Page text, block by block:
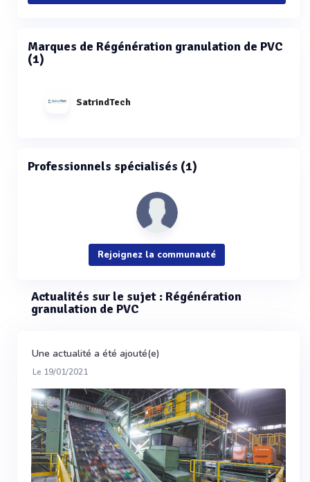
Marques de Régénération granulation de PVC
(1)
SatrindTech
Professionnels spécialisés (1)
Rejoignez la communauté
Actualités sur le sujet : Régénération
granulation de PVC
Une actualité a été ajouté(e)
Le 19/01/2021